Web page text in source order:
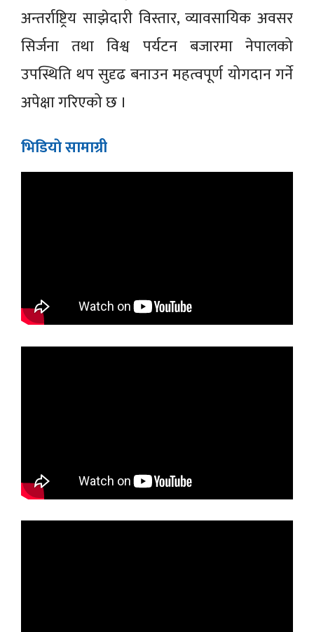
अन्तर्राष्ट्रिय साझेदारी विस्तार, व्यावसायिक अवसर
सिर्जना तथा विश्व पर्यटन बजारमा नेपालको
उपस्थिति थप सुदृढ बनाउन महत्वपूर्ण योगदान गर्ने
अपेक्षा गरिएको छ ।
भिडियाे सामाग्री